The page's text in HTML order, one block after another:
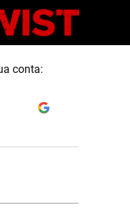
conta: